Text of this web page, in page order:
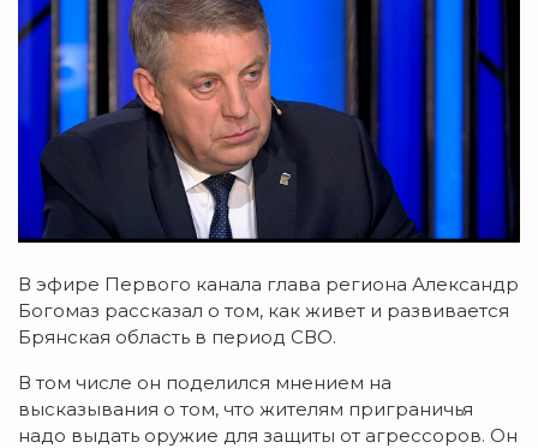
В эфире Первого канала глава региона Александр
Богомаз рассказал о том, как живет и развивается
Брянская область в период СВО.
В том числе он поделился мнением на
высказывания о том, что жителям приграничья
надо выдать оружие для защиты от агрессоров. Он